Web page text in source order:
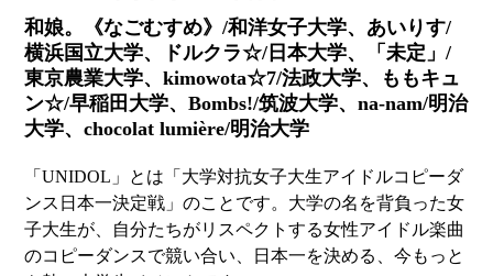
和娘。《なごむすめ》/和洋女子大学、あいりす/
横浜国立大学、ドルクラ☆/日本大学、「未定」/
東京農業大学、kimowota☆7/法政大学、ももキュ
ン☆/早稲田大学、Bombs!/筑波大学、na-nam/明治
大学、chocolat lumière/明治大学
「UNIDOL」とは「大学対抗女子大生アイドルコピーダ
ンス日本一決定戦」のことです。大学の名を背負った女
子大生が、自分たちがリスペクトする女性アイドル楽曲
のコピーダンスで競い合い、日本一を決める、今もっと